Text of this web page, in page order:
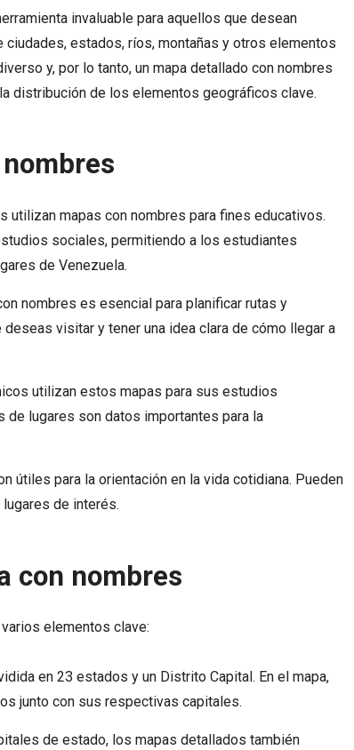
invaluable para aquellos que desean
estados, ríos, montañas y otros elementos
y, por lo tanto, un mapa detallado con nombres
distribución de los elementos geográficos clave.
utilizan mapas con nombres para fines educativos.
sociales, permitiendo a los estudiantes
de Venezuela.
nombres es esencial para planificar rutas y
visitar y tener una idea clara de cómo llegar a
utilizan estos mapas para sus estudios
lugares son datos importantes para la
útiles para la orientación en la vida cotidiana. Pueden
de interés.
con nombres
elementos clave:
en 23 estados y un Distrito Capital. En el mapa,
junto con sus respectivas capitales.
de estado, los mapas detallados también